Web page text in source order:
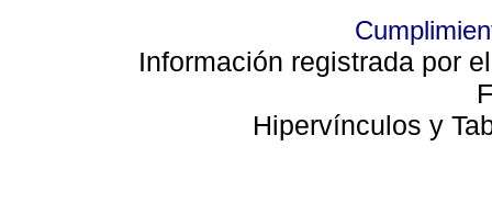
Información registrada por
Hipervínculos y